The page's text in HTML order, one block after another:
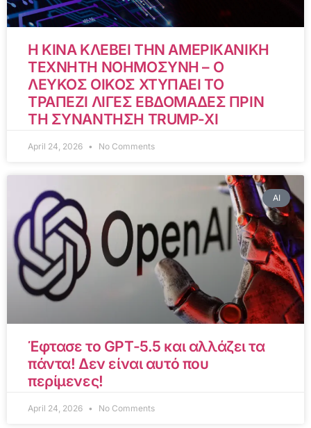
Η ΚΙΝΑ ΚΛΕΒΕΙ ΤΗΝ ΑΜΕΡΙΚΑΝΙΚΗ
ΤΕΧΝΗΤΗ ΝΟΗΜΟΣΥΝΗ – Ο
ΛΕΥΚΟΣ ΟΙΚΟΣ ΧΤΥΠΑΕΙ ΤΟ
ΤΡΑΠΕΖΙ ΛΙΓΕΣ ΕΒΔΟΜΑΔΕΣ ΠΡΙΝ
ΤΗ ΣΥΝΑΝΤΗΣΗ TRUMP-XI
April 24, 2026 No Comments
AI
Έφτασε το GPT-5.5 και αλλάζει τα
πάντα! Δεν είναι αυτό που
περίμενες!
April 24, 2026 No Comments